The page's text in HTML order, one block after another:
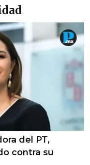
del PT,
contra su